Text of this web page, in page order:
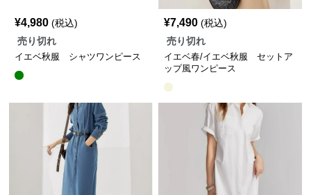
¥4,980 (税込)
売り切れ
イエベ秋服 シャツワンピース
¥7,490 (税込)
売り切れ
イエベ春/イエベ秋服 セットア
ップ風ワンピース